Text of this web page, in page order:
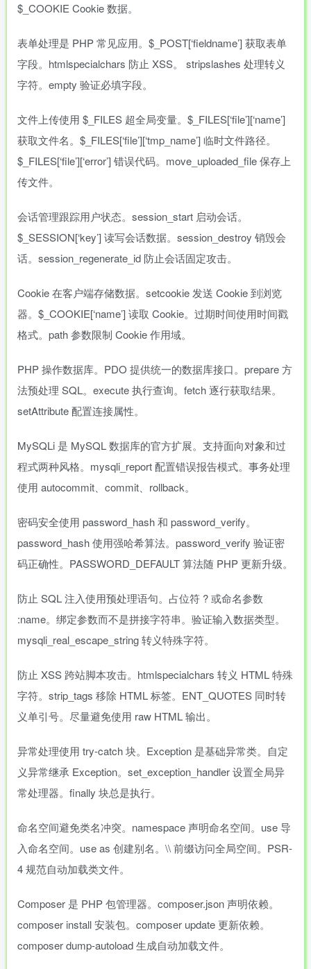
$_COOKIE Cookie 数据。
表单处理是 PHP 常见应用。$_POST[‘fieldname’] 获取表单
字段。htmlspecialchars 防止 XSS。 stripslashes 处理转义
字符。empty 验证必填字段。
文件上传使用 $_FILES 超全局变量。$_FILES[‘file’][‘name’]
获取文件名。$_FILES[‘file’][‘tmp_name’] 临时文件路径。
$_FILES[‘file’][‘error’] 错误代码。move_uploaded_file 保存上
传文件。
会话管理跟踪用户状态。session_start 启动会话。
$_SESSION[‘key’] 读写会话数据。session_destroy 销毁会
话。session_regenerate_id 防止会话固定攻击。
Cookie 在客户端存储数据。setcookie 发送 Cookie 到浏览
器。$_COOKIE[‘name’] 读取 Cookie。过期时间使用时间戳
格式。path 参数限制 Cookie 作用域。
PHP 操作数据库。PDO 提供统一的数据库接口。prepare 方
法预处理 SQL。execute 执行查询。fetch 逐行获取结果。
setAttribute 配置连接属性。
MySQLi 是 MySQL 数据库的官方扩展。支持面向对象和过
程式两种风格。mysqli_report 配置错误报告模式。事务处理
使用 autocommit、commit、rollback。
密码安全使用 password_hash 和 password_verify。
password_hash 使用强哈希算法。password_verify 验证密
码正确性。PASSWORD_DEFAULT 算法随 PHP 更新升级。
防止 SQL 注入使用预处理语句。占位符 ? 或命名参数
:name。绑定参数而不是拼接字符串。验证输入数据类型。
mysqli_real_escape_string 转义特殊字符。
防止 XSS 跨站脚本攻击。htmlspecialchars 转义 HTML 特殊
字符。strip_tags 移除 HTML 标签。ENT_QUOTES 同时转
义单引号。尽量避免使用 raw HTML 输出。
异常处理使用 try-catch 块。Exception 是基础异常类。自定
义异常继承 Exception。set_exception_handler 设置全局异
常处理器。finally 块总是执行。
命名空间避免类名冲突。namespace 声明命名空间。use 导
入命名空间。use as 创建别名。\\ 前缀访问全局空间。PSR-
4 规范自动加载类文件。
Composer 是 PHP 包管理器。composer.json 声明依赖。
composer install 安装包。composer update 更新依赖。
composer dump-autoload 生成自动加载文件。